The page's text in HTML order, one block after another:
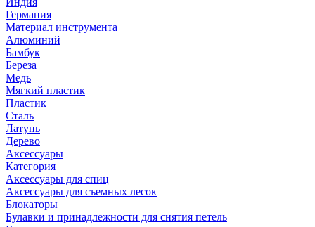
Германия
Материал инструмента
Алюминий
Бамбук
Береза
Медь
Мягкий пластик
Пластик
Сталь
Латунь
Дерево
Аксессуары
Категория
Аксессуары для спиц
Аксессуары для съемных лесок
Блокаторы
Булавки и принадлежности для снятия петель